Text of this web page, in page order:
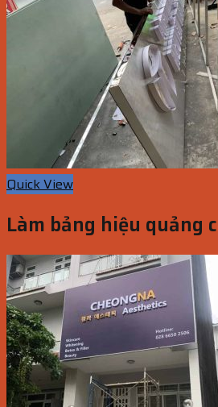
Quick View
Làm bảng hiệu quảng